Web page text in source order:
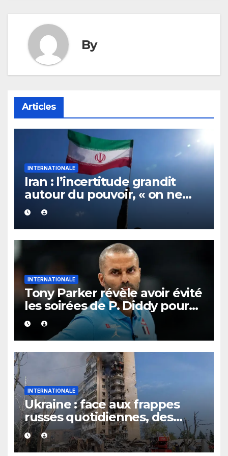
By
Articles
INTERNATIONALE
Iran : l’incertitude grandit
autour du pouvoir, « on ne
sait plus vraiment qui
gouverne »
INTERNATIONALE
Tony Parker révèle avoir évité
les soirées de P. Diddy pour
protéger Eva Longoria
INTERNATIONALE
Ukraine : face aux frappes
russes quotidiennes, des
évacuations ordonnées à
Kramatorsk